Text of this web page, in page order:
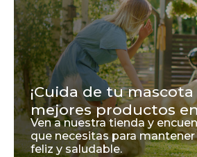
¡Cuida de tu
mejores productos
Ven a nuestra tienda y
que necesitas para
feliz y saludable.